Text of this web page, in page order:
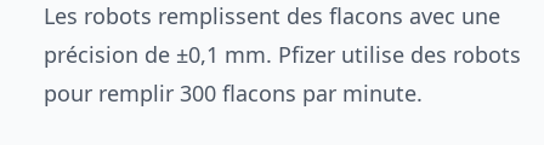
Les robots remplissent des flacons avec une
précision de ±0,1 mm. Pfizer utilise des robots
pour remplir 300 flacons par minute.